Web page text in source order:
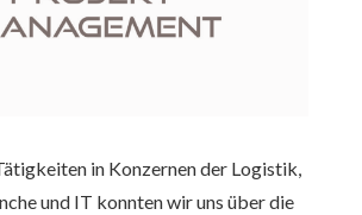
in Konzernen der Logistik,
und IT konnten wir uns über die